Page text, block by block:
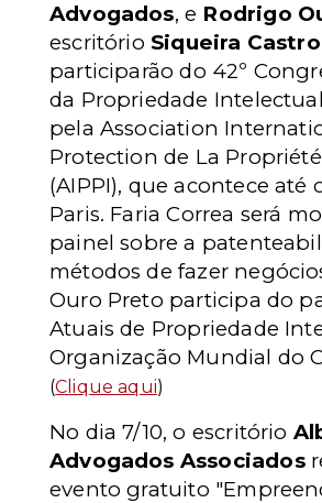
Advogados, e Rodrigo
escritórioSiqueira
participarão do 42º
da Propriedade
pela Association
Protection de La
(AIPPI), que acontece até
Paris. Faria Correa será
painel sobre a
métodos de fazer
Ouro Preto participa do
Atuais de Propriedade
Organização Mundial do
(Clique aqui)
No dia 7/10, o escritório
Advogados Associados
evento gratuito